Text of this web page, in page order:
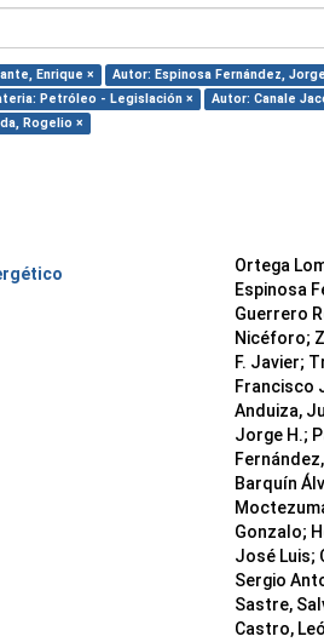
Enrique × Autor: Espinosa Fernández,
Petróleo - Legislación ×
Autor: Canale
Rogelio ×
Ortega
Espinosa
Guerrero
Nicéforo;
F. Javier;
Francisco
Anduiza,
Jorge H.;
Barquín
Gonzalo;
José Luis;
Sergio
Sastre,
Castro,